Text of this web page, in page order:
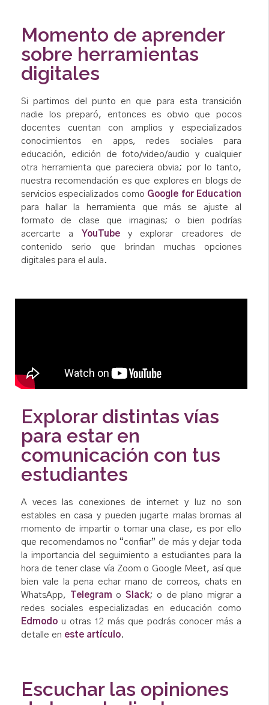
Momento de aprender
sobre herramientas
digitales
Si partimos del punto en que para esta transición
nadie los preparó, entonces es obvio que pocos
docentes cuentan con amplios y especializados
conocimientos en apps, redes sociales para
educación, edición de foto/video/audio y cualquier
otra herramienta que pareciera obvia; por lo tanto,
nuestra recomendación es que explores en blogs de
servicios especializados como Google for Education
para hallar la herramienta que más se ajuste al
formato de clase que imaginas; o bien podrías
acercarte a YouTubey explorar creadores de
contenido serio que brindan muchas opciones
digitales para el aula.
Explorar distintas vías
para estar en
comunicación con tus
estudiantes
A veces las conexiones de internet y luz no son
estables en casa y pueden jugarte malas bromas al
momento de impartir o tomar una clase, es por ello
que recomendamos no “confiar” de más y dejar toda
la importancia del seguimiento a estudiantes para la
hora de tener clase vía Zoom o Google Meet, así que
bien vale la pena echar mano de correos, chats en
WhatsApp,
Telegram o Slack; o de plano migrar a
redes sociales especializadas en educación como
Edmodo u otras 12 más que podrás conocer más a
detalle en este artículo.
Escuchar las opiniones